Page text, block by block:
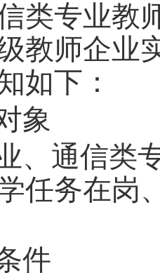
类专业教
教师企业
如下：
象
、通信类
任务在岗
件